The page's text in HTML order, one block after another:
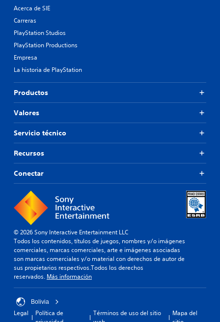
Acerca de SIE
Carreras
PlayStation Studios
PlayStation Productions
Empresa
La historia de PlayStation
Productos
Valores
Servicio técnico
Recursos
Conectar
© 2026 Sony Interactive Entertainment LLC
Todos los contenidos, títulos de juegos, nombres y/o imágenes
comerciales, marcas comerciales, arte e imágenes asociadas
son marcas comerciales y/o material con derechos de autor de
sus propietarios respectivos.Todos los derechos
reservados. Más información
Bolivia
Legal
Política de
Términos de uso del sitio
Mapa del